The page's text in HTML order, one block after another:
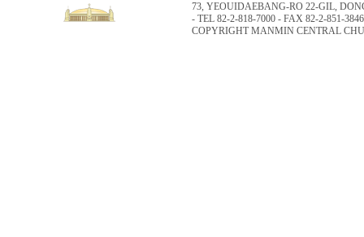
73, YEOUIDAEBANG-RO 22-GIL,
- TEL 82-2-818-7000 - FAX 82-2-851-3846
COPYRIGHT MANMIN CENTRAL